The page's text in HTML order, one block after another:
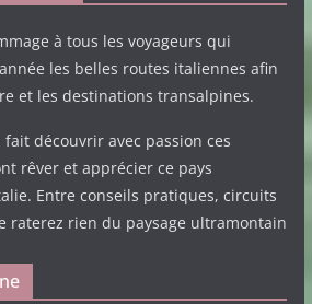
à tous les voyageurs qui
les belles routes italiennes afin
et les destinations transalpines.
découvrir avec passion ces
rêver et apprécier ce pays
Entre conseils pratiques, circuits
raterez rien du paysage ultramontain